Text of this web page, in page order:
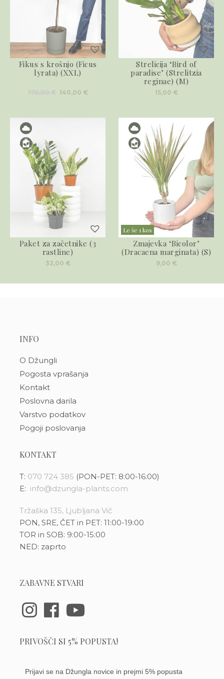
Fikus s krošnjo (Ficus
lyrata) (XXL)
Izvirna
cena
170,00 €.
140,00 €Trenutna
Strelicija ‘Bird of
paradise’ (Strelitzia
reginae) (M)
15,00 €
Paket za začetnike (3
rastline)
32,00 €
Le še 1 kos
Zmajevka ‘Bicolor’
(Dracaena marginata) (S)
9,00 €
INFO
O Džungli
Pogosta vprašanja
Kontakt
Poslovna darila
Varstvo podatkov
Pogoji poslovanja
KONTAKT
T: 070 724 385 (PON-PET: 8:00-16:00)
E: info@dzungla-plants.com
Tržaška 135, Ljubljana Vič
PON, SRE, ČET in PET: 11:00-19:00
TOR in SOB: 9:00-15:00
NED: zaprto
ZABAVNE STVARI
PRIVOŠČI SI 5% POPUSTA!
Prijavi se na Džungla novice in prejmi 5% popusta